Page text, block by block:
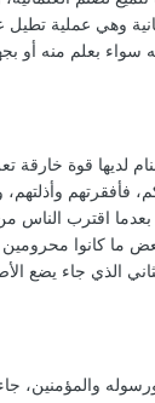
وهي عملية تطيل
سواء بعلم منه أو
لديها قوة خارقة
فأفقرتهم وأذلتهم،
اقترب الناس
ما كانوا
الذي جاء يضع
والمؤمنين،